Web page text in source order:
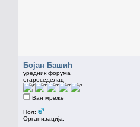
Бојан Башић
уредник форума
староседелац
Ван мреже
Пол:
Организација: